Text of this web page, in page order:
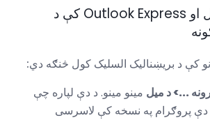
په وینډوز ژوند میل او Outlook Express کې د
کې د بریښناليک السلیک کول څنګه دي:
...> د میل مینو مینو. د دې لپاره چې
د دې پروګرام په نسخه کې لاسرسی